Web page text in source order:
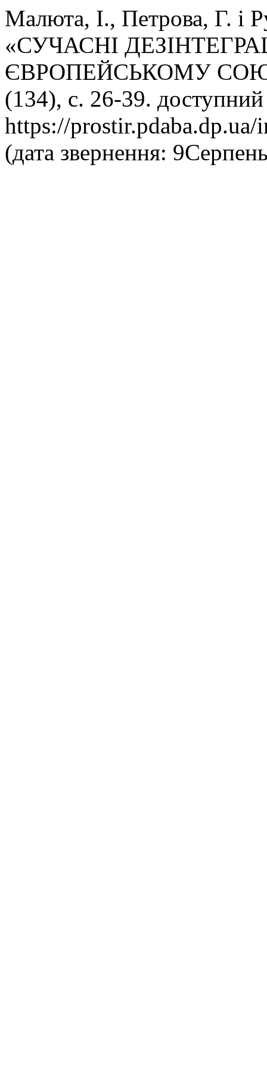
Малюта, І., Петрова, Г. і
«СУЧАСНІ
ЄВРОПЕЙСЬКОМУ
(134), с. 26-39.
https://
(дата звернення: